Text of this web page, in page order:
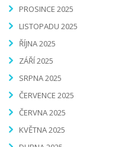
PROSINCE 2025
LISTOPADU 2025
ŘÍJNA 2025
ZÁŘÍ 2025
SRPNA 2025
ČERVENCE 2025
ČERVNA 2025
KVĚTNA 2025